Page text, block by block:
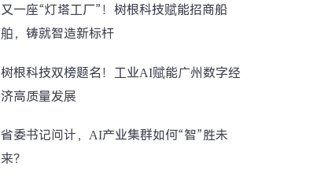
又一座“灯塔工厂”！树根科技赋能招商船
舶，铸就智造新标杆
树根科技双榜题名！工业AI赋能广州数字经
济高质量发展
省委书记问计，AI产业集群如何“智”胜未
来？